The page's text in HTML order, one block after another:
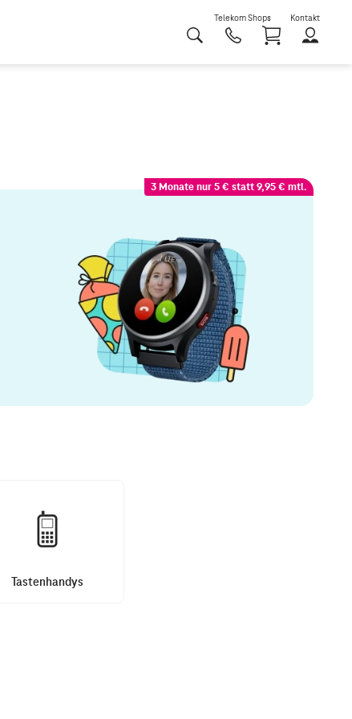
Telekom Shops Kontakt
3 Monate nur 5 € statt 9,95 € mtl.
Tastenhandys